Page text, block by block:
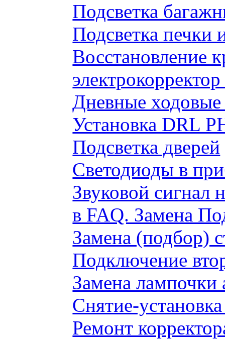
Подсветка
Подсветка печки
Восстановление
Дневные ходовые
Установка DRL
Подсветка дверей
Светодиоды в
Звуковой сигнал
в FAQ. Замена
Замена (подбор)
Подключение
Замена лампочки
Снятие-
Ремонт